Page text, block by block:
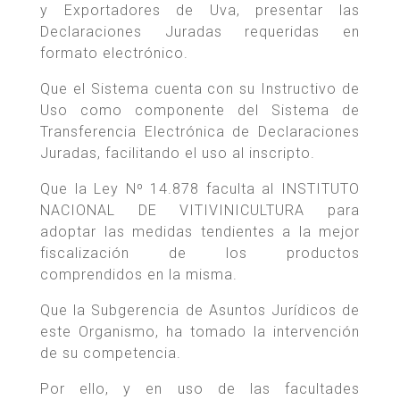
y Exportadores de Uva, presentar las
Declaraciones Juradas requeridas en
formato electrónico.
Que el Sistema cuenta con su Instructivo de
Uso como componente del Sistema de
Transferencia Electrónica de Declaraciones
Juradas, facilitando el uso al inscripto.
Que la Ley Nº 14.878 faculta al INSTITUTO
NACIONAL DE VITIVINICULTURA para
adoptar las medidas tendientes a la mejor
fiscalización de los productos
comprendidos en la misma.
Que la Subgerencia de Asuntos Jurídicos de
este Organismo, ha tomado la intervención
de su competencia.
Por ello, y en uso de las facultades